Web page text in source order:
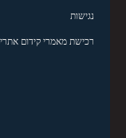
נגישות
רכישת מאמרי קידום